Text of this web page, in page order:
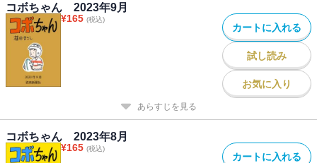
コボちゃん 2023年9月
¥165 (税込)
カートに入れる
試し読み
お気に入り
あらすじを見る
コボちゃん 2023年8月
¥165 (税込)
カートに入れる